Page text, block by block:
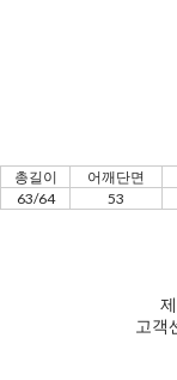
총길이 어깨단면
63/64
53
고객